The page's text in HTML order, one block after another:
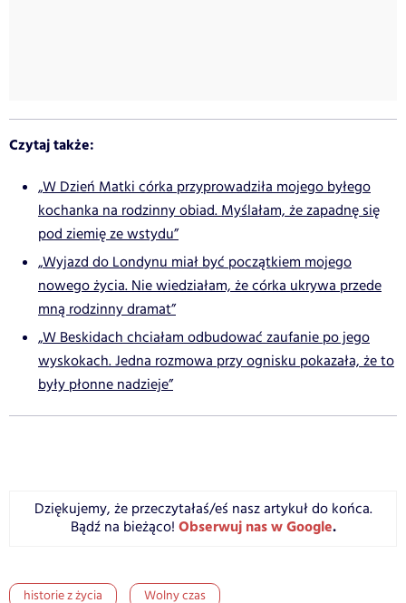
Czytaj także:
„W Dzień Matki córka przyprowadziła mojego byłego
kochanka na rodzinny obiad. Myślałam, że zapadnę się
pod ziemię ze wstydu”
„Wyjazd do Londynu miał być początkiem mojego
nowego życia. Nie wiedziałam, że córka ukrywa przede
mną rodzinny dramat”
„W Beskidach chciałam odbudować zaufanie po jego
wyskokach. Jedna rozmowa przy ognisku pokazała, że to
były płonne nadzieje”
Dziękujemy, że przeczytałaś/eś nasz artykuł do końca.
Bądź na bieżąco! Obserwuj nas w Google.
historie z życia Wolny czas